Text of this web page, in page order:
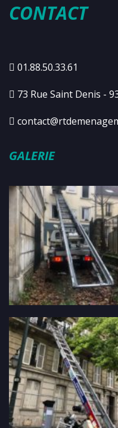
CONTACT
01.88.50.33.61
73 Rue Saint Denis -
GALERIE